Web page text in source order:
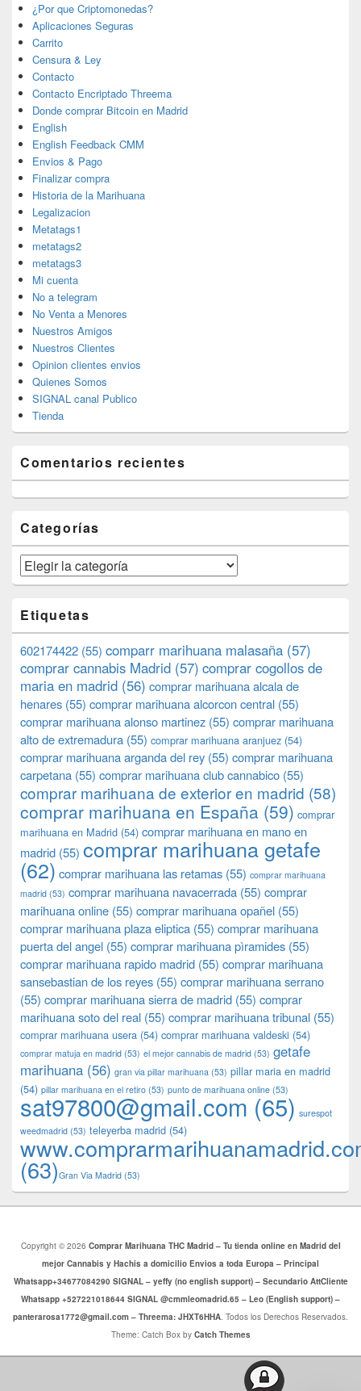
¿Por que Criptomonedas?
Aplicaciones Seguras
Carrito
Censura & Ley
Contacto
Contacto Encriptado Threema
Donde comprar Bitcoin en Madrid
English
English Feedback CMM
Envios & Pago
Finalizar compra
Historia de la Marihuana
Legalizacion
Metatags1
metatags2
metatags3
Mi cuenta
No a telegram
No Venta a Menores
Nuestros Amigos
Nuestros Clientes
Opinion clientes envios
Quienes Somos
SIGNAL canal Publico
Tienda
Comentarios recientes
Categorías
Categorías
Etiquetas
602174422 (55) comparr marihuana malasaña (57)
comprar cannabis Madrid (57) comprar cogollos de
maria en madrid (56) comprar marihuana alcala de
henares (55) comprar marihuana alcorcon central (55)
comprar marihuana alonso martinez (55) comprar marihuana
alto de extremadura (55) comprar marihuana aranjuez (54)
comprar marihuana arganda del rey (55) comprar marihuana
carpetana (55) comprar marihuana club cannabico (55)
comprar marihuana de exterior en madrid (58)
comprar marihuana en España (59) comprar
marihuana en Madrid (54) comprar marihuana en mano en
madrid (55) comprar marihuana getafe
(62) comprar marihuana las retamas (55) comprar marihuana
madrid (53) comprar marihuana navacerrada (55) comprar
marihuana online (55) comprar marihuana opañel (55)
comprar marihuana plaza eliptica (55) comprar marihuana
puerta del angel (55) comprar marihuana pìramides (55)
comprar marihuana rapido madrid (55) comprar marihuana
sansebastian de los reyes (55) comprar marihuana serrano
(55) comprar marihuana sierra de madrid (55) comprar
marihuana soto del real (55) comprar marihuana tribunal (55)
comprar marihuana usera (54) comprar marihuana valdeski (54)
comprar matuja en madrid (53) el mejor cannabis de madrid (53) getafe
marihuana (56) gran via pillar marihuana (53) pillar maria en madrid
(54) pillar marihuana en el retiro (53) punto de marihuana online (53)
sat97800@gmail.com (65) surespot
weedmadrid (53) teleyerba madrid (54)
(63)​​Gran Via Madrid (53)
Copyright © 2026 Comprar Marihuana THC Madrid – Tu tienda online en Madrid del
mejor Cannabis y Hachis a domicilio Envios a toda Europa – Principal
Whatsapp+34677084290 SIGNAL – yeffy (no english support) – Secundario AttCliente
Whatsapp +527221018644 SIGNAL @cmmleomadrid.65 – Leo (English support) –
panterarosa1772@gmail.com – Threema: JHXT6HHA. Todos los Derechos Reservados.
Theme: Catch Box by Catch Themes